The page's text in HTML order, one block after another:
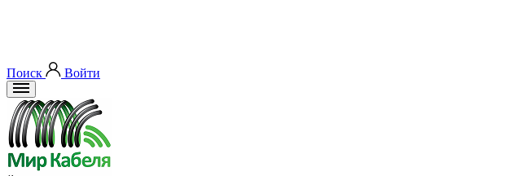
Поиск Войти